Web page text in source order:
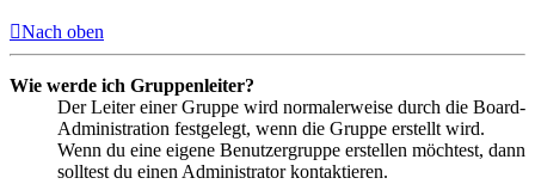
Nach oben
Wie werde ich Gruppenleiter?
Der Leiter einer Gruppe wird normalerweise durch die Board-
Administration festgelegt, wenn die Gruppe erstellt wird.
Wenn du eine eigene Benutzergruppe erstellen möchtest, dann
solltest du einen Administrator kontaktieren.